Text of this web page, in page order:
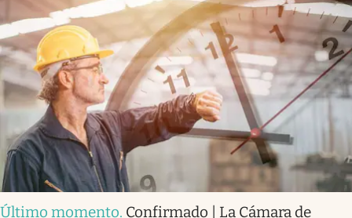
Último momento. Confirmado | La Cámara de